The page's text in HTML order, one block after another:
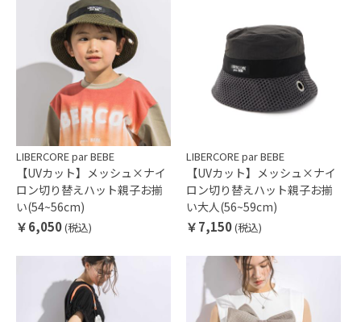
LIBERCORE par BEBE
【UVカット】メッシュ×ナイ
ロン切り替えハット親子お揃
い(54~56cm)
￥6,050(税込)
LIBERCORE par BEBE
【UVカット】メッシュ×ナイ
ロン切り替えハット親子お揃
い大人(56~59cm)
￥7,150(税込)